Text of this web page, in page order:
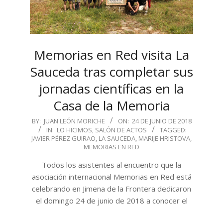
Memorias en Red visita La
Sauceda tras completar sus
jornadas científicas en la
Casa de la Memoria
2018-
06-
24
BY: JUAN LEÓN MORICHE ON: 24 DE JUNIO DE 2018
IN: LO HICIMOS, SALÓN DE ACTOS
TAGGED:
JAVIER PÉREZ GUIRAO, LA SAUCEDA, MARIJE HRISTOVA,
MEMORIAS EN RED
Todos los asistentes al encuentro que la
asociación internacional Memorias en Red está
celebrando en Jimena de la Frontera dedicaron
el domingo 24 de junio de 2018 a conocer el